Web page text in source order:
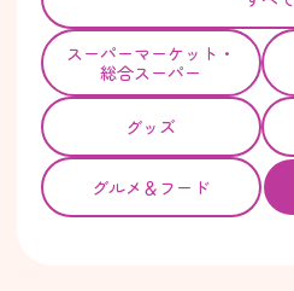
スーパーマーケット・
総合スーパー
グッズ
グルメ＆フード